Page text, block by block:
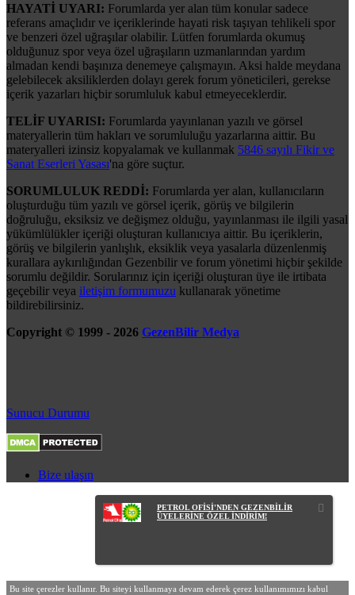
HAYATİ UYARI: Forumlarda yer alan tüm konular sadece
referans amaçlıdır ve içeriklerinde hayati risk taşıyan tehlikeli spor
ve benzeri özel uğraşılar olabilir. Lütfen forumlarda okumuş
olduğunuz spor veya özel uğraşıların uzmanlarından yardım
almadan kendi başınıza denemeye çalışmayın. Aksi halde meydana
gelebilecek aksiliklerden dolayı gerek forum yöneticileri, gerekse
içerik yazarları hiçbir sorumluluk kabul etmeyeceklerdir.
TELİF UYARISI: Forumlarda yayınlanan yazılı ve görsel
materyallerin tüm hakları ve sorumluluğu yazarlarına aittir. Bu
materyalleri izinsiz kopyalamak ve kullanmak 5846 sayılı Fikir ve
Sanat Eserleri Yasası'na göre suçtur.
SORUMLULUK REDDİ: Forumlarda yer alan, kullanıcıların
oluşturduğu tüm yazılı ve görsel içerik, görüş ve bilgilerin
doğruluğu, eksiksiz ve değişmez olduğu, yayınlanması ile ilgili yasal
yükümlülükler içeriği oluşturan kullanıcıya aittir. Bu içeriklerin,
görüş ve bilgilerin yanlışlık, eksiklik veya yasalarla düzenlenmiş
kurallara aykırılığından Gezenbilir ve forum yönetimi hiçbir şekilde
sorumlu değildir. Sorularınız için içeriği oluşturan üye ile irtibata
geçebilir veya iletişim formumuzu kullanarak yönetime
bildirebilirsiniz.
Copyright © 1999 - 2026 GezenBilir Medya
Sunucu Durumu
Bize ulaşın
PETROL OFİSİ'NDEN GEZENBİLİR
ÜYELERİNE ÖZEL İNDİRİM!
Bu site çerezler kullanır. Bu siteyi kullanmaya devam ederek çerez kullanımımızı kabul